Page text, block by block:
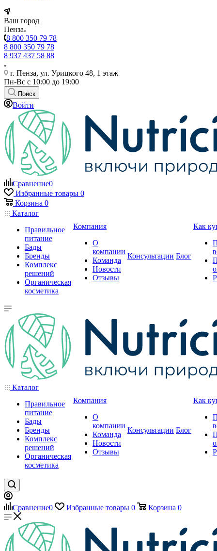
Ваш город
Пенза
8 800 350 79 78
8 800 350 79 78
8 937 437 58 88
г. Пенза, ул. Урицкого 48, 1 этаж
Пн-Вс с 10:00 до 19:00
Поиск
Войти
Сравнение0
Избранные товары 0
Корзина 0
Каталог
Правильное
питание
Бады
Бренды
Комплекс
решений
Органическая
косметика
Компания
О
компании
Команда
Новости
Отзывы
Консультации Блог
Как
Каталог
Правильное
питание
Бады
Бренды
Комплекс
решений
Органическая
косметика
Компания
О
компании
Команда
Новости
Отзывы
Консультации Блог
Как
Сравнение0 Избранные товары 0 Корзина 0